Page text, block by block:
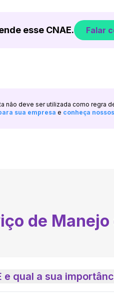
esse CNAE. Falar
não deve ser utilizada como regra
sua empresa e conheça
de
e qual a sua